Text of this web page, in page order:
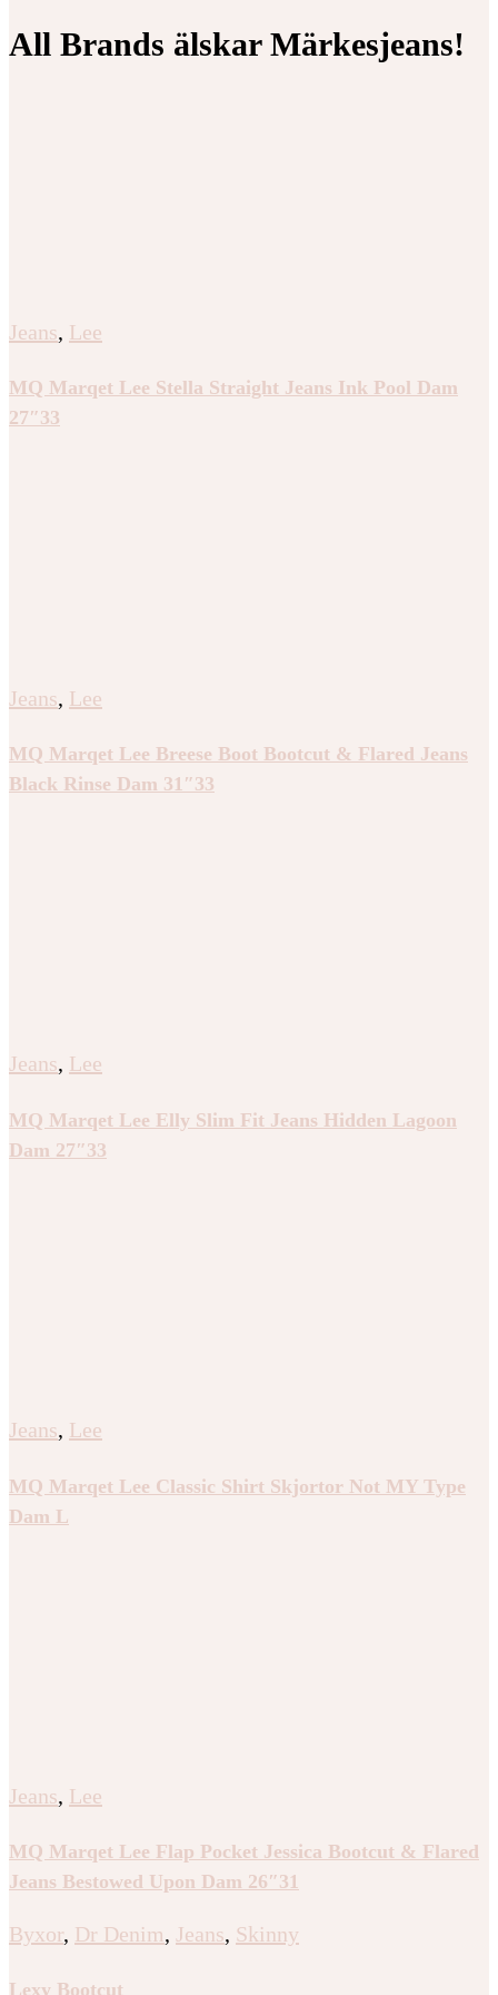
All Brands älskar Märkesjeans!
Jeans, Lee
MQ Marqet Lee Stella Straight Jeans Ink Pool Dam
27″33
Jeans, Lee
MQ Marqet Lee Breese Boot Bootcut & Flared Jeans
Black Rinse Dam 31″33
Jeans, Lee
MQ Marqet Lee Elly Slim Fit Jeans Hidden Lagoon
Dam 27″33
Jeans, Lee
MQ Marqet Lee Classic Shirt Skjortor Not MY Type
Dam L
Jeans, Lee
MQ Marqet Lee Flap Pocket Jessica Bootcut & Flared
Jeans Bestowed Upon Dam 26″31
Byxor, Dr Denim, Jeans, Skinny
Lexy Bootcut